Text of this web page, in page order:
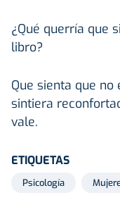
¿Qué querría que
libro?
Que sienta que
sintiera
vale.
ETIQUETAS
Psicología